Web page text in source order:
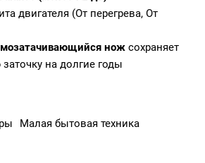
двигателя (От перегрева, От
нож сохраняет
заточку на долгие годы
Малая бытовая техника